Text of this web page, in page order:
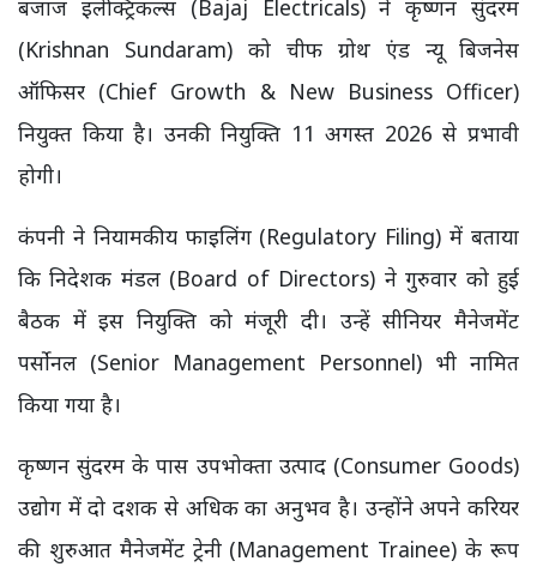
बजाज इलेक्ट्रिकल्स (Bajaj Electricals) ने कृष्णन सुंदरम
(Krishnan Sundaram) को चीफ ग्रोथ एंड न्यू बिजनेस
ऑफिसर (Chief Growth & New Business Officer)
नियुक्त किया है। उनकी नियुक्ति 11 अगस्त 2026 से प्रभावी
होगी।
कंपनी ने नियामकीय फाइलिंग (Regulatory Filing) में बताया
कि निदेशक मंडल (Board of Directors) ने गुरुवार को हुई
बैठक में इस नियुक्ति को मंजूरी दी। उन्हें सीनियर मैनेजमेंट
पर्सोनल (Senior Management Personnel) भी नामित
किया गया है।
कृष्णन सुंदरम के पास उपभोक्ता उत्पाद (Consumer Goods)
उद्योग में दो दशक से अधिक का अनुभव है। उन्होंने अपने करियर
की शुरुआत मैनेजमेंट ट्रेनी (Management Trainee) के रूप